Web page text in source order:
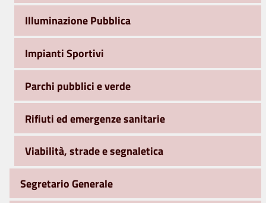
Illuminazione Pubblica
Impianti Sportivi
Parchi pubblici e verde
Rifiuti ed emergenze sanitarie
Viabilità, strade e segnaletica
Segretario Generale